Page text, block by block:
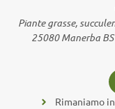
Piante grasse,
25080 Manerba
Rimaniamo